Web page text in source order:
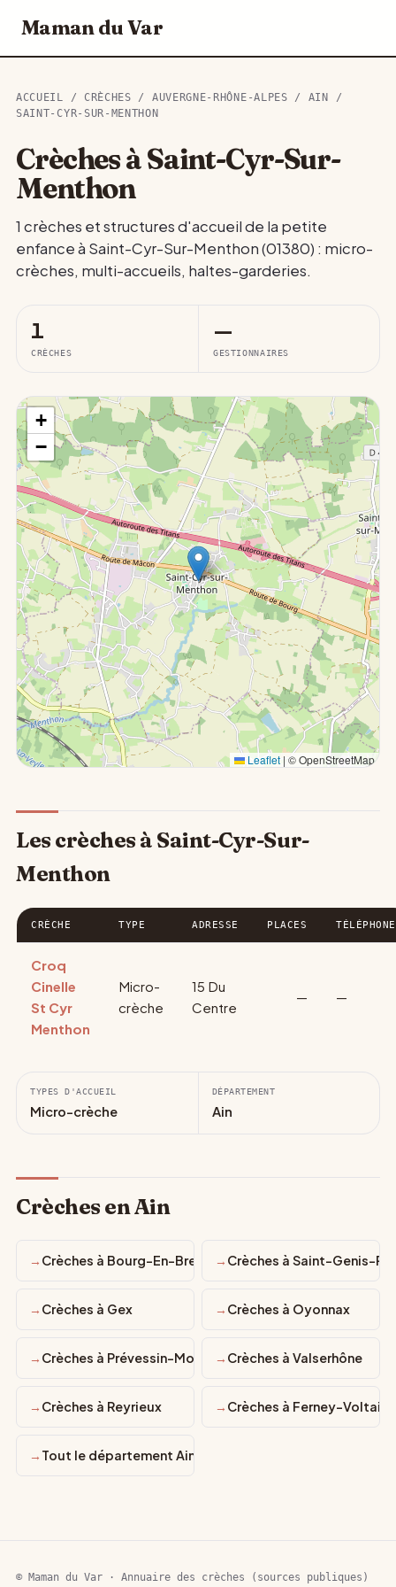
Maman du Var
ACCUEIL / CRÈCHES / AUVERGNE-RHÔNE-ALPES / AIN
/
SAINT-CYR-SUR-MENTHON
Crèches à Saint-Cyr-Sur-
Menthon
1 crèches et structures d'accueil de la petite
enfance à Saint-Cyr-Sur-Menthon (01380) : micro-
crèches, multi-accueils, haltes-garderies.
1
CRÈCHES
—
GESTIONNAIRES
+
−
Leaflet | © OpenStreetMap
Les crèches à Saint-Cyr-Sur-
Menthon
CRÈCHE TYPE ADRESSE PLACES TÉLÉPHONE
Croq
Cinelle
St Cyr
Menthon
Micro-
crèche
15 Du
Centre
— —
TYPES D'ACCUEIL
Micro-crèche
DÉPARTEMENT
Ain
Crèches en Ain
Crèches à Bourg-En-Bresse Crèches à Saint-Genis-
Crèches à Gex Crèches à Oyonnax
Crèches à Prévessin-Moëns Crèches à Valserhône
Crèches à Reyrieux Crèches à Ferney-Voltaire
Tout le département Ain
© Maman du Var · Annuaire des crèches (sources publiques)